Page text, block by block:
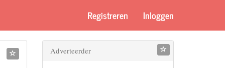
Registreren Inloggen
Adverteerder